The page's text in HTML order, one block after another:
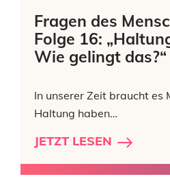
Fragen des
Folge 16:
Wie gelingt das?“
In unserer Zeit braucht es
Haltung haben…
JETZT LESEN